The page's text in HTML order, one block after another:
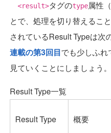
<result>タグのtype属性
とで、処理を切り替えるこ
されているResult Typeは次
連載の第3回目でも少しふれ
見ていくことにしましょう。
Result Type一覧
Result Type 概要